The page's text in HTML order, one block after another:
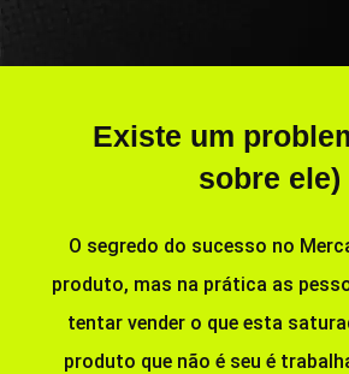
Existe um
sobre ele)
O segredo do sucesso no
produto, mas na prática as
tentar vender o que esta
produto que não é seu é